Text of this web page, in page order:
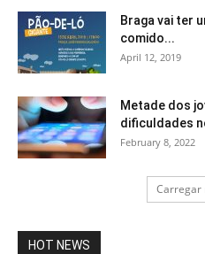
Braga vai ter
comido...
April 12, 2019
Metade dos
dificuldades
February 8, 2022
Carregar
HOT NEWS